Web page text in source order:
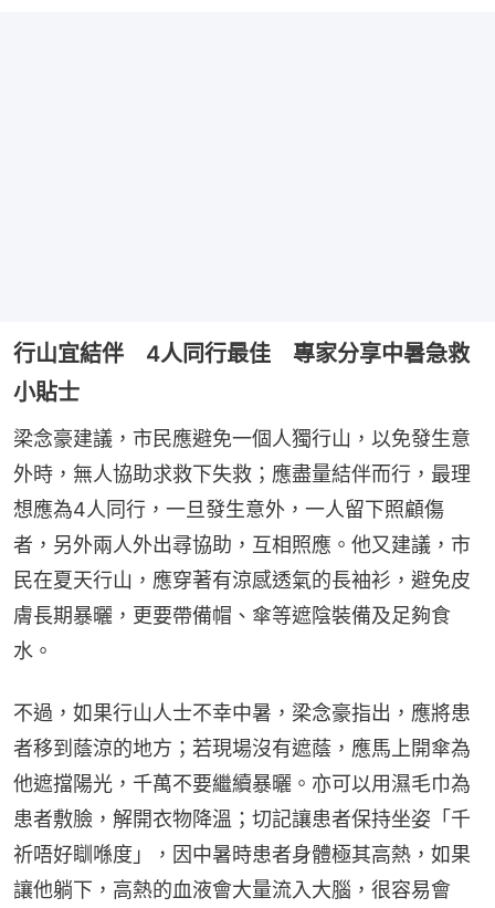
行山宜結伴 4人同行最佳 專家分享中暑急救
小貼士
梁念豪建議，市民應避免一個人獨行山，以免發生意
外時，無人協助求救下失救；應盡量結伴而行，最理
想應為4人同行，一旦發生意外，一人留下照顧傷
者，另外兩人外出尋協助，互相照應。他又建議，市
民在夏天行山，應穿著有涼感透氣的長袖衫，避免皮
膚長期暴曬，更要帶備帽、傘等遮陰裝備及足夠食
水。
不過，如果行山人士不幸中暑，梁念豪指出，應將患
者移到蔭涼的地方；若現場沒有遮蔭，應馬上開傘為
他遮擋陽光，千萬不要繼續暴曬。亦可以用濕毛巾為
患者敷臉，解開衣物降溫；切記讓患者保持坐姿「千
祈唔好瞓喺度」，因中暑時患者身體極其高熱，如果
讓他躺下，高熱的血液會大量流入大腦，很容易會